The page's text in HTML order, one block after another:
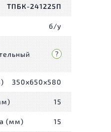
ТПБК-241225П
б/у
350x650x580
15
(мм) 15